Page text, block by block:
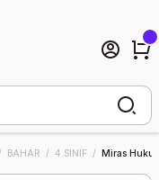
BAHAR 4.SINIF Miras